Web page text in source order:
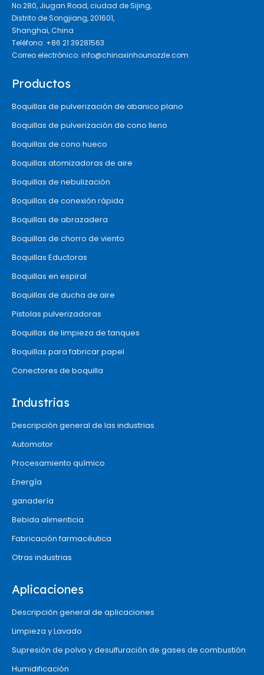
No.280, Jiugan Road, ciudad de Sijing,
Distrito de Songjiang, 201601,
Shanghai, China
Teléfono: +86 21 39281563
Correo electrónico: info@chinaxinhounozzle.com
Productos
Boquillas de pulverización de abanico plano
Boquillas de pulverización de cono lleno
Boquillas de cono hueco
Boquillas atomizadoras de aire
Boquillas de nebulización
Boquillas de conexión rápida
Boquillas de abrazadera
Boquillas de chorro de viento
Boquillas Eductoras
Boquillas en espiral
Boquillas de ducha de aire
Pistolas pulverizadoras
Boquillas de limpieza de tanques
Boquillas para fabricar papel
Conectores de boquilla
Industrias
Descripción general de las industrias
Automotor
Procesamiento químico
Energía
ganadería
Bebida alimenticia
Fabricación farmacéutica
Otras industrias
Aplicaciones
Descripción general de aplicaciones
Limpieza y Lavado
Supresión de polvo y desulfuración de gases de combustión
Humidificación